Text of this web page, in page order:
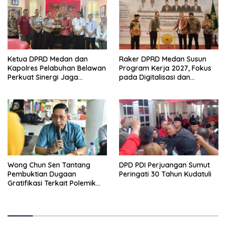
Ketua DPRD Medan dan
Kapolres Pelabuhan Belawan
Perkuat Sinergi Jaga
Belawan
Raker DPRD Medan Susun
Program Kerja 2027, Fokus
pada Digitalisasi dan
Wong Chun Sen Tantang
Pembuktian Dugaan
Gratifikasi Terkait Polemik
DPD PDI Perjuangan Sumut
Peringati 30 Tahun Kudatuli